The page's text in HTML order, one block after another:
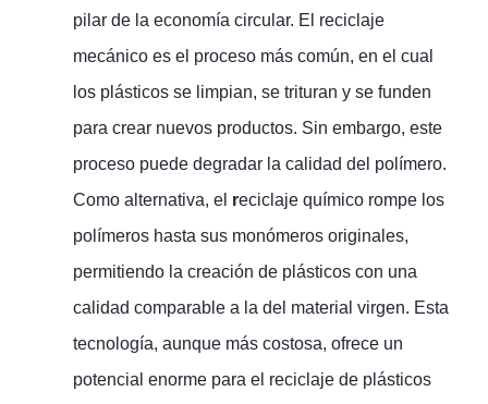
pilar de la economía circular. El reciclaje
mecánico es el proceso más común, en el cual
los plásticos se limpian, se trituran y se funden
para crear nuevos productos. Sin embargo, este
proceso puede degradar la calidad del polímero.
Como alternativa, el reciclaje químico rompe los
polímeros hasta sus monómeros originales,
permitiendo la creación de plásticos con una
calidad comparable a la del material virgen. Esta
tecnología, aunque más costosa, ofrece un
potencial enorme para el reciclaje de plásticos